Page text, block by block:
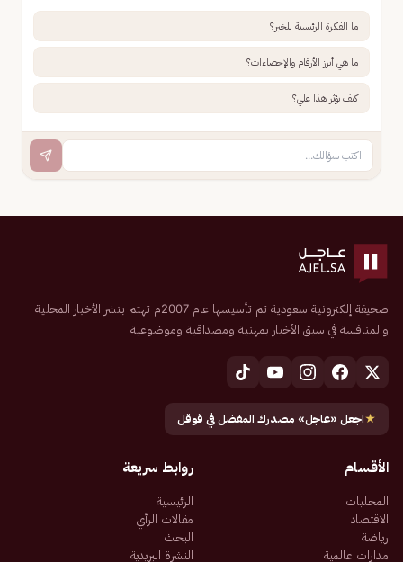
ما الفكرة الرئيسية للخبر؟
ما هي أبرز الأرقام والإحصاءات؟
كيف يؤثر هذا علي؟
صحيفة إلكترونية سعودية تم تأسيسها عام 2007م تهتم بنشر الأخبار المحلية
والمنافسة في سبق الأخبار بمهنية ومصداقية وموضوعية
★اجعل «عاجل» مصدرك المفضل في قوقل
الأقسام
المحليات
الاقتصاد
رياضة
مدارات عالمية
روابط سريعة
الرئيسية
مقالات الرأي
البحث
النشرة البريدية